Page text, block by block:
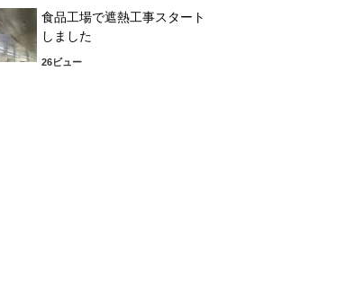
食品工場で遮熱工事スタート
しました
26ビュー